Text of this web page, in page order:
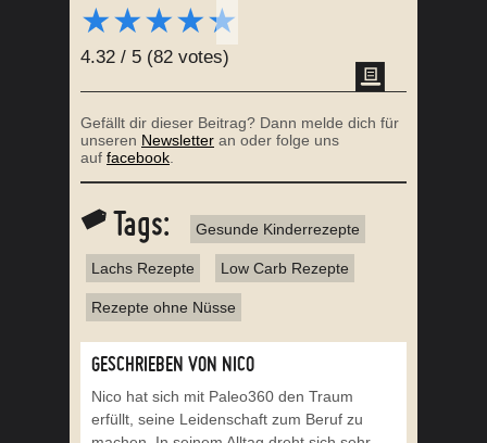
★★★★★
4.32 / 5 (82 votes)
Gefällt dir dieser Beitrag? Dann melde dich für
unseren Newsletter an oder folge uns
auf facebook.
Tags: Gesunde Kinderrezepte
Lachs Rezepte Low Carb Rezepte
Rezepte ohne Nüsse
GESCHRIEBEN VON NICO
Nico hat sich mit Paleo360 den Traum
erfüllt, seine Leidenschaft zum Beruf zu